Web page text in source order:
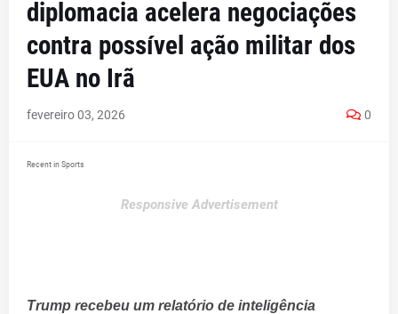
diplomacia acelera negociações
contra possível ação militar dos
EUA no Irã
fevereiro 03, 2026 0
Recent in Sports
Responsive Advertisement
Trump recebeu um relatório de inteligência